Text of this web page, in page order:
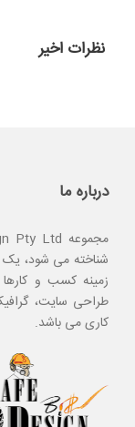
نظرات اخیر
درباره ما
شناخته می شود، یک
زمینه کسب و
طراحی سایت،
کاری می باشد.